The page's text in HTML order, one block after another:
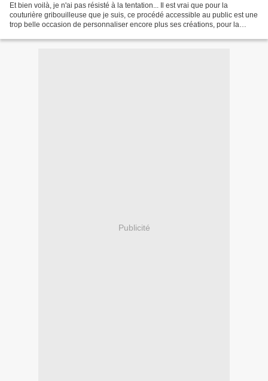
Et bien voilà, je n'ai pas résisté à la tentation... Il est vrai que pour la
couturière gribouilleuse que je suis, ce procédé accessible au public est une
trop belle occasion de personnaliser encore plus ses créations, pour la
Publicité